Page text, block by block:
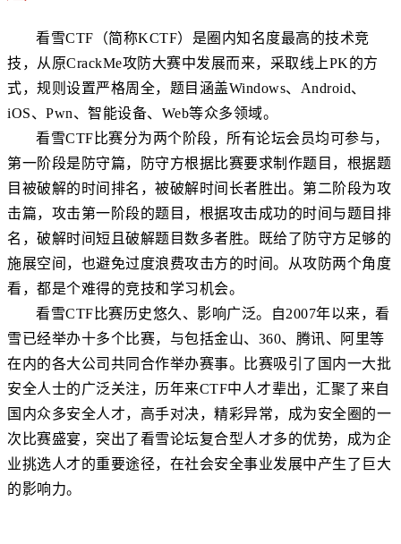
看雪CTF（简称KCTF）是圈内知名度最高的技术竞
技，从原CrackMe攻防大赛中发展而来，采取线上PK的方
式，规则设置严格周全，题目涵盖Windows、Android、
iOS、Pwn、智能设备、Web等众多领域。
看雪CTF比赛分为两个阶段，所有论坛会员均可参与，
第一阶段是防守篇，防守方根据比赛要求制作题目，根据题
目被破解的时间排名，被破解时间长者胜出。第二阶段为攻
击篇，攻击第一阶段的题目，根据攻击成功的时间与题目排
名，破解时间短且破解题目数多者胜。既给了防守方足够的
施展空间，也避免过度浪费攻击方的时间。从攻防两个角度
看，都是个难得的竞技和学习机会。
看雪CTF比赛历史悠久、影响广泛。自2007年以来，看
雪已经举办十多个比赛，与包括金山、360、腾讯、阿里等
在内的各大公司共同合作举办赛事。比赛吸引了国内一大批
安全人士的广泛关注，历年来CTF中人才辈出，汇聚了来自
国内众多安全人才，高手对决，精彩异常，成为安全圈的一
次比赛盛宴，突出了看雪论坛复合型人才多的优势，成为企
业挑选人才的重要途径，在社会安全事业发展中产生了巨大
的影响力。